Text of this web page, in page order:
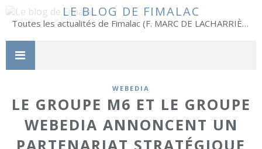
LE BLOG DE FIMALAC
Toutes les actualités de Fimalac (F. MARC DE LACHARRIÈRE)
WEBEDIA
LE GROUPE M6 ET LE GROUPE
WEBEDIA ANNONCENT UN
PARTENARIAT STRATÉGIQUE